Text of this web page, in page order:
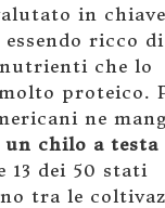
in chiave
ricco di
che lo
proteico.
ne
un chilo a testa
13 dei 50 stati
tra le